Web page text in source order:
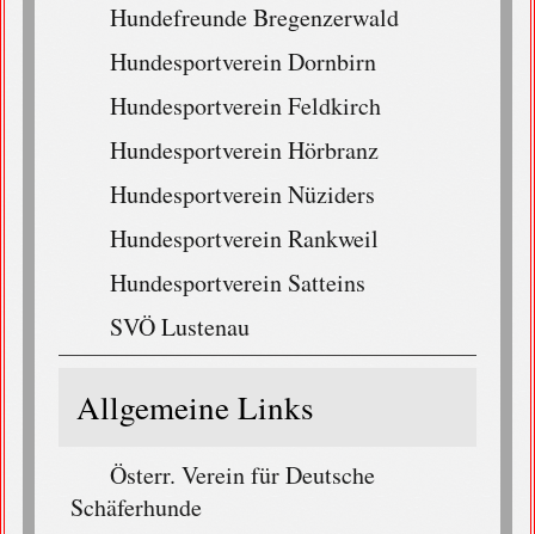
Hundefreunde Bregenzerwald
Hundesportverein Dornbirn
Hundesportverein Feldkirch
Hundesportverein Hörbranz
Hundesportverein Nüziders
Hundesportverein Rankweil
Hundesportverein Satteins
SVÖ Lustenau
Allgemeine Links
Österr. Verein für Deutsche
Schäferhunde